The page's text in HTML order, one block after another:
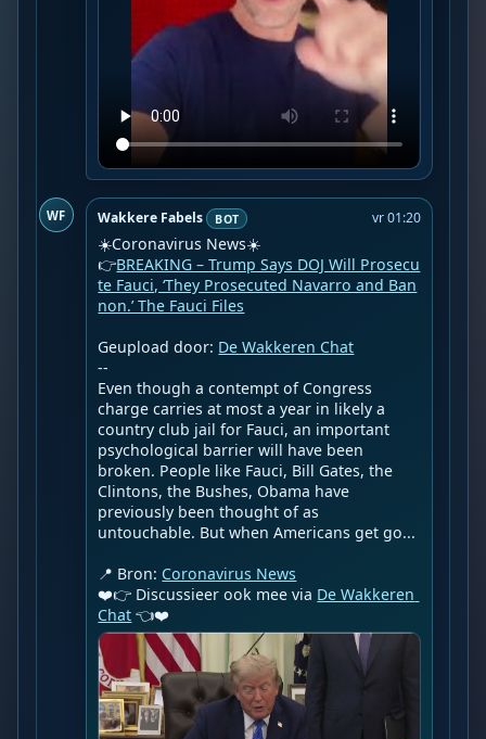
WF Wakkere Fabels BOT vr 01:20
☀️Coronavirus News☀️
👉BREAKING – Trump Says DOJ Will Prosecu
te Fauci, ‘They Prosecuted Navarro and Ban
non.’ The Fauci Files
Geupload door: De Wakkeren Chat
--
Even though a contempt of Congress
charge carries at most a year in likely a
country club jail for Fauci, an important
psychological barrier will have been
broken. People like Fauci, Bill Gates, the
Clintons, the Bushes, Obama have
previously been thought of as
untouchable. But when Americans get go...
📍 Bron: Coronavirus News
❤️👉 Discussieer ook mee via De Wakkeren
Chat 👈❤️